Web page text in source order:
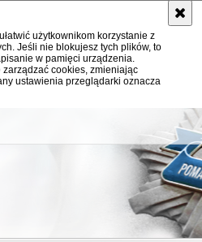
użytkownikom korzystanie z
Jeśli nie blokujesz tych plików, to
w pamięci urządzenia.
cookies, zmieniając
ustawienia przeglądarki oznacza